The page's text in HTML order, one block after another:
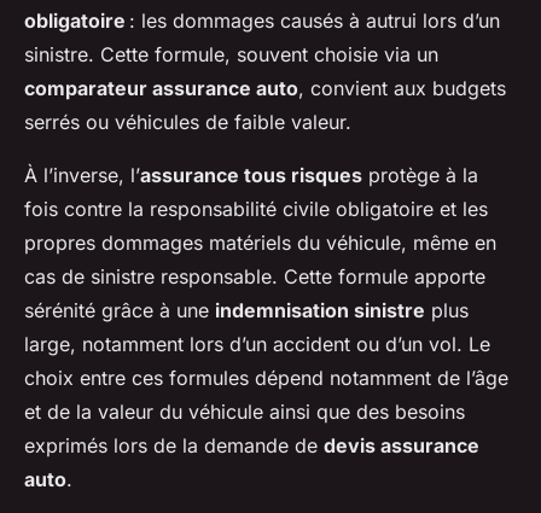
obligatoire : les dommages causés à autrui lors d’un
sinistre. Cette formule, souvent choisie via un
comparateur assurance auto, convient aux budgets
serrés ou véhicules de faible valeur.
À l’inverse, l’assurance tous risques protège à la
fois contre la responsabilité civile obligatoire et les
propres dommages matériels du véhicule, même en
cas de sinistre responsable. Cette formule apporte
sérénité grâce à une indemnisation sinistre plus
large, notamment lors d’un accident ou d’un vol. Le
choix entre ces formules dépend notamment de l’âge
et de la valeur du véhicule ainsi que des besoins
exprimés lors de la demande de devis assurance
auto.